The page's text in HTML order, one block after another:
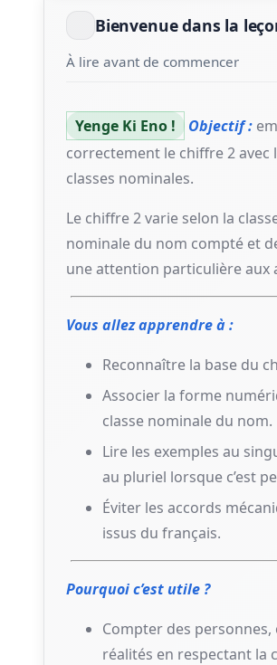
Bienvenue dans la
À lire avant de commencer
Yenge Ki Eno ! Objectif :
correctement le chiffre 2 avec
classes nominales.
Le chiffre 2 varie selon la
nominale du nom compté et
une attention particulière aux
Vous allez apprendre à :
Reconnaître la base du
Associer la forme
classe nominale du nom.
Lire les exemples au
au pluriel lorsque c’est
Éviter les accords
issus du français.
Pourquoi c’est utile ?
Compter des personnes,
réalités en respectant la